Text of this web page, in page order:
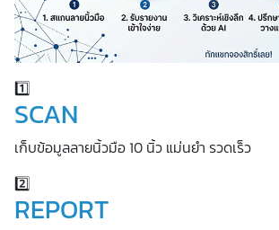
1️⃣
SCAN
เก็บข้อมูลลายนิ้วมือ 10 นิ้ว แม่นยำ รวดเร็ว
2️⃣
REPORT